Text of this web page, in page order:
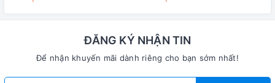
ĐĂNG KÝ NHẬN TIN
Để nhận khuyến mãi dành riêng cho bạn sớm nhất!